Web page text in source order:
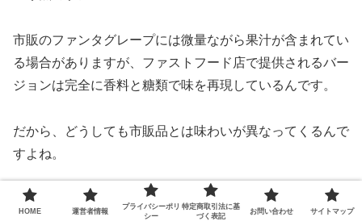
市販のファンタグレープには微量ながら果汁が含まれてい
る場合がありますが、ファストフード店で提供されるバー
ジョンは完全に香料と糖類で味を再現しているんです。
だから、どうしても市販品とは味わいが異なってくるんで
すよね。
店舗ごとの味のバラつきも存在します。
HOME 運営者情報
プライバシーポリ
シー
特定商取引法に基
づく表記
お問い合わせ サイトマップ